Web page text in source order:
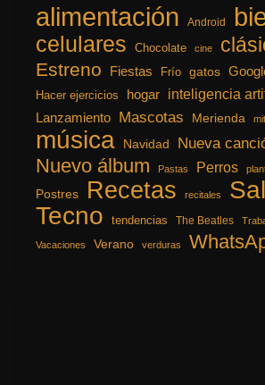
alimentación Android
celulares Chocolate cine
Estreno Fiestas Frío gatos
Hacer ejercicios hogar inteligencia
Lanzamiento Mascotas Merienda
música Navidad Nueva
Nuevo álbum Pastas Perros
Postres
Recetas recitales
Tecno tendencias The Beatles
Vacaciones Verano verduras